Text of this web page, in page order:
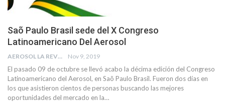
Saõ Paulo Brasil sede del X Congreso
Latinoamericano Del Aerosol
AEROSOL LA REVISTA Nov 9, 2019
El pasado 09 de octubre se llevó acabo la décima edición del Congreso
Latinoamericano del Aerosol, en Saõ Paulo Brasil. Fueron dos días en
los que asistieron cientos de personas buscando las mejores
oportunidades del mercado en la…